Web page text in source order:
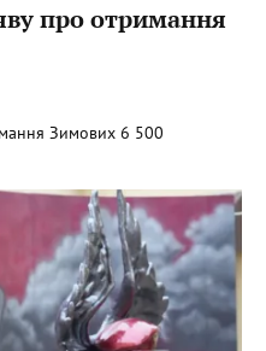
про отримання
Зимових 6 500